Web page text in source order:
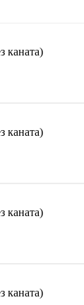
каната)
каната)
каната)
каната)